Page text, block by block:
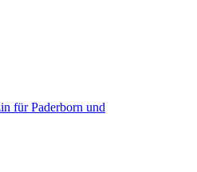
für Paderborn und